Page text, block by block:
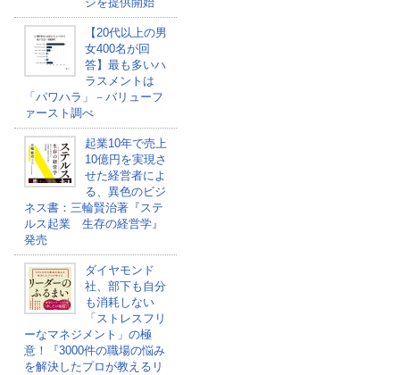
【20代以上の男
女400名が回
答】最も多いハ
ラスメントは
「パワハラ」－バリューフ
ァースト調べ
起業10年で売上
10億円を実現さ
せた経営者によ
る、異色のビジ
ネス書：三輪賢治著『ステ
ルス起業 生存の経営学』
発売
ダイヤモンド
社、部下も自分
も消耗しない
「ストレスフリ
ーなマネジメント」の極
意！『3000件の職場の悩み
を解決したプロが教えるリ